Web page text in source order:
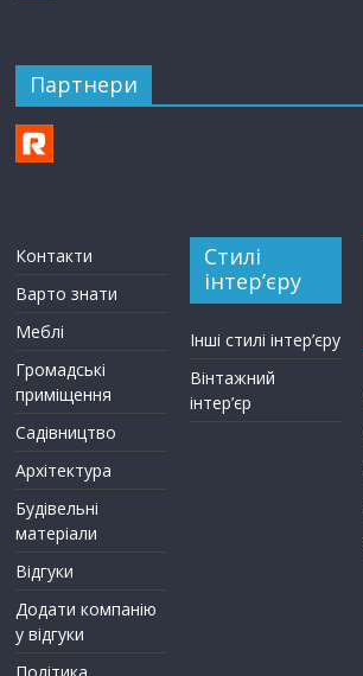
Партнери
Контакти
Варто знати
Меблі
Громадські
приміщення
Садівництво
Архітектура
Будівельні
матеріали
Відгуки
Додати компанію
у відгуки
Політика
Стилі
інтер’єру
Інші стилі інтер’єру
Вінтажний
інтер’єр